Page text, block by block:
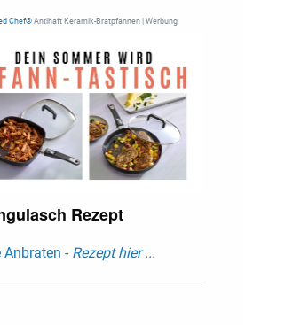
Chef®Antihaft Keramik-Bratpfannen | Werbung
Rezept
Anbraten - Rezept hier ...